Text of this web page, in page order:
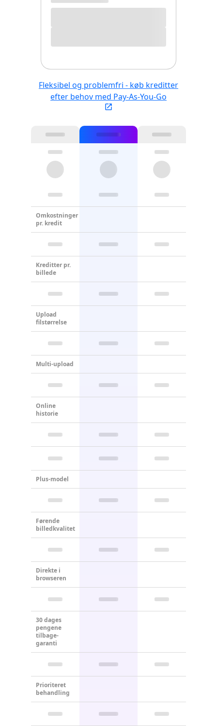
Fleksibel og problemfri - køb kreditter
efter behov med Pay-As-You-Go
Omkostninger
pr. kredit
Kreditter pr.
billede
Upload
filstørrelse
Multi-upload
Online
historie
Plus-model
Førende
billedkvalitet
Direkte i
browseren
30 dages
pengene
tilbage-
garanti
Prioriteret
behandling